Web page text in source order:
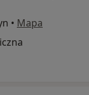
• Mapa